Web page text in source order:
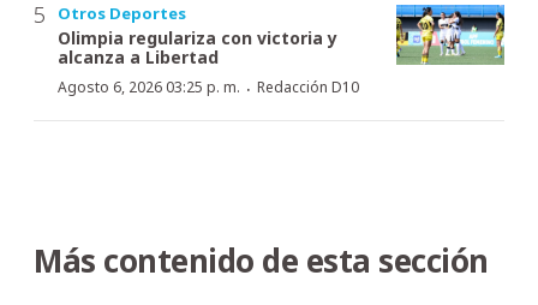
Otros Deportes
Olimpia regulariza con victoria y
alcanza a Libertad
Agosto 6, 2026 03:25 p. m. · Redacción D10
Más contenido de esta sección